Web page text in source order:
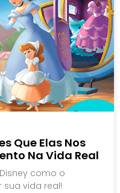
Que Elas Nos
Na Vida Real
como o
vida real!